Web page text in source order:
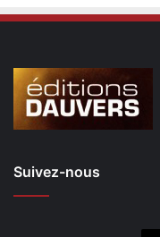
Suivez-nous